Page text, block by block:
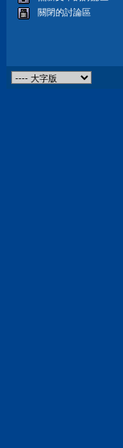
關閉的討論區